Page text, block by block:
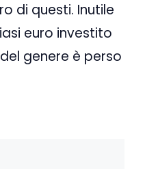
di questi. Inutile
euro investito
genere è perso